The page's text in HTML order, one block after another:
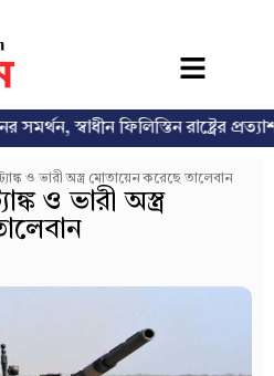
ফিলিস্তিন রাষ্ট্রের প্রত্যাশা পুনর্ব্যক্ত
ও ভারী অস্ত্র মোতায়েন করেছে তালেবান
ও ভারী অস্ত্র